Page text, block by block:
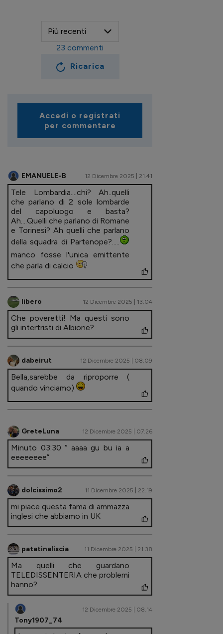
Ricarica
23 commenti
Accedi o registrati
per commentare
EMANUELE-B 12 Dicembre 2025 | 21.41
Tele Lombardia....chi? Ah..quelli
che parlano di 2 sole lombarde
del capoluogo e basta?
Ah....Quelli che parlano di Romane
e Torinesi? Ah quelli che parlano
della squadra di Partenope?.....
manco fosse l'unica emittente
che parla di calcio
libero 12 Dicembre 2025 | 13.04
Che poveretti! Ma questi sono
gli intertristi di Albione?
dabeirut 12 Dicembre 2025 | 08.09
Bella,sarebbe da riproporre (
quando vinciamo)
GreteLuna 12 Dicembre 2025 | 07.26
Minuto 03:30 “ aaaa gu bu ia a
eeeeeeee”
dolcissimo2 11 Dicembre 2025 | 22.19
mi piace questa fama di ammazza
inglesi che abbiamo in UK
patatinaliscia 11 Dicembre 2025 | 21.38
Ma quelli che guardano
TELEDISSENTERIA che problemi
hanno?
Tony1907_74
12 Dicembre 2025 | 08.14